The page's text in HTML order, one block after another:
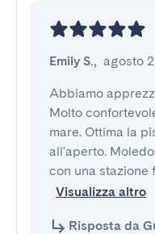
Emily S., agosto
Abbiamo
Molto
mare. Ottima la
all'aperto.
con una stazione
Visualizza altro
Risposta da